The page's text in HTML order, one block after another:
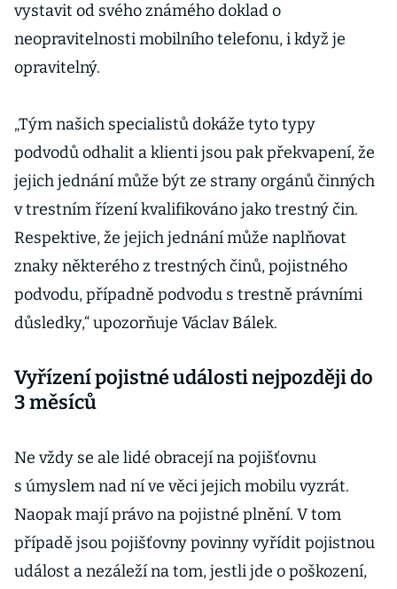
vystavit od svého známého doklad o
neopravitelnosti mobilního telefonu, i když je
opravitelný.
„Tým našich specialistů dokáže tyto typy
podvodů odhalit a klienti jsou pak překvapení, že
jejich jednání může být ze strany orgánů činných
v trestním řízení kvalifikováno jako trestný čin.
Respektive, že jejich jednání může naplňovat
znaky některého z trestných činů, pojistného
podvodu, případně podvodu s trestně právními
důsledky,“ upozorňuje Václav Bálek.
Vyřízení pojistné události nejpozději do
3 měsíců
Ne vždy se ale lidé obracejí na pojišťovnu
s úmyslem nad ní ve věci jejich mobilu vyzrát.
Naopak mají právo na pojistné plnění. V tom
případě jsou pojišťovny povinny vyřídit pojistnou
událost a nezáleží na tom, jestli jde o poškození,